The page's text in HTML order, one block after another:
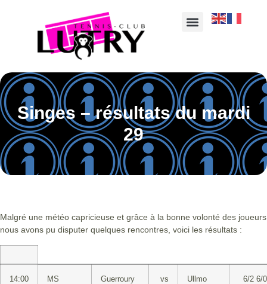
Singes – résultats du mardi
29
Malgré une météo capricieuse et grâce à la bonne volonté des joueurs
nous avons pu disputer quelques rencontres, voici les résultats :
14:00
MS
Guerroury
vs
Ullmo
6/2 6/0